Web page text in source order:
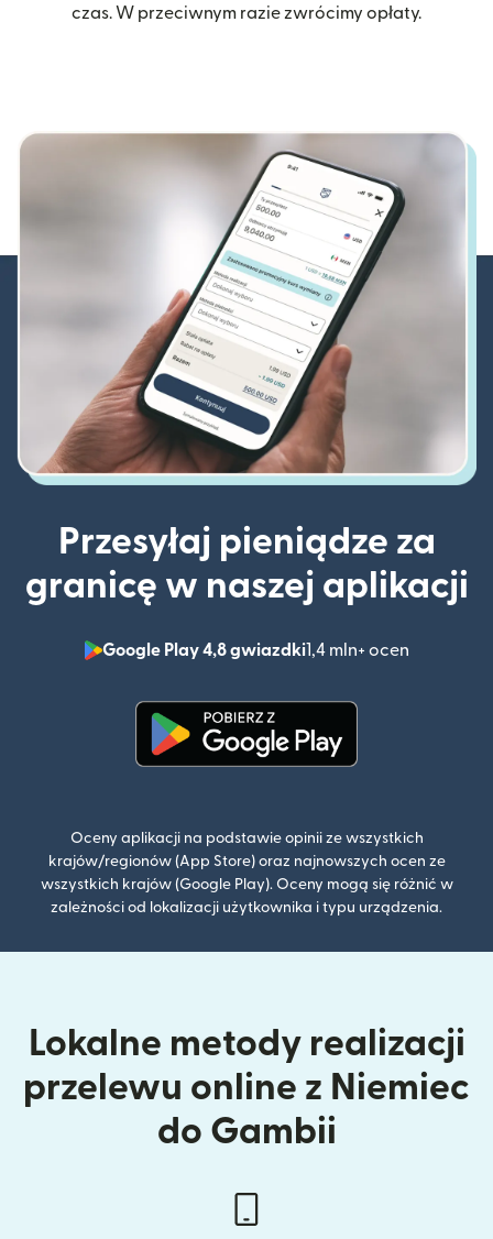
czas. W przeciwnym razie zwrócimy opłaty.
Przesyłaj pieniądze za
granicę w naszej aplikacji
Google Play 4,8 gwiazdki1,4 mln+ ocen
(otwiera
Oceny aplikacji na podstawie opinii ze wszystkich
krajów/regionów (App Store) oraz najnowszych ocen ze
wszystkich krajów (Google Play). Oceny mogą się różnić w
zależności od lokalizacji użytkownika i typu urządzenia.
Lokalne metody realizacji
przelewu online z Niemiec
do Gambii